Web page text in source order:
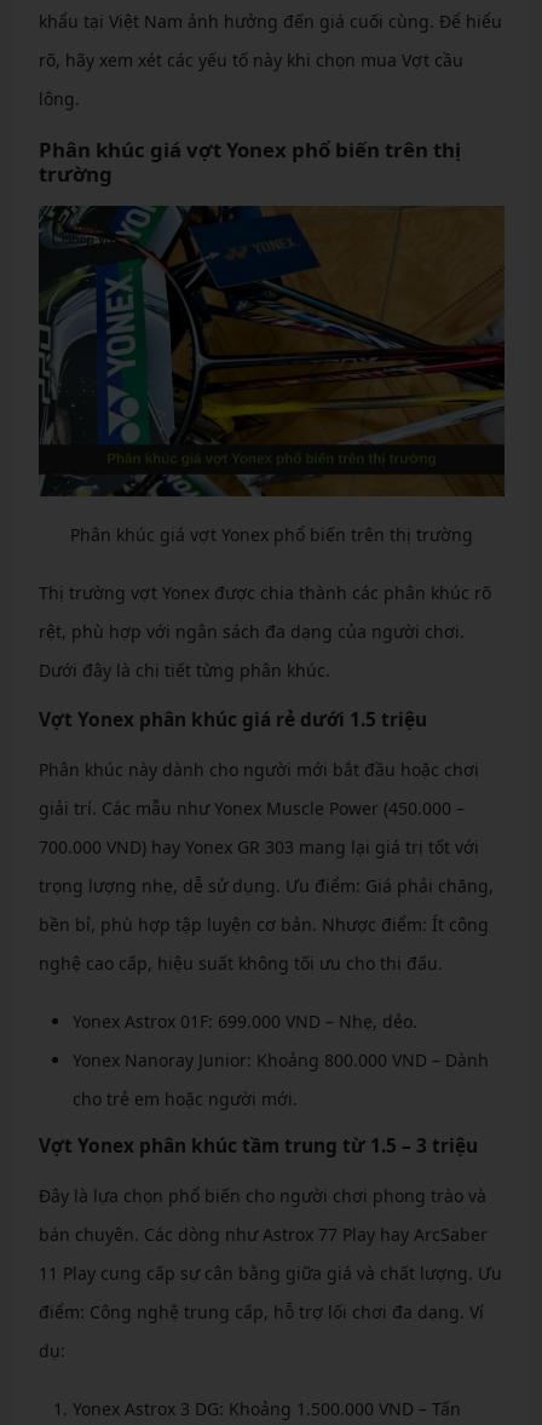
khẩu tại Việt Nam ảnh hưởng đến giá cuối cùng. Để hiểu
rõ, hãy xem xét các yếu tố này khi chọn mua Vợt cầu
lông.
Phân khúc giá vợt Yonex phổ biến trên thị
trường
Phân khúc giá vợt Yonex phổ biến trên thị trường
Thị trường vợt Yonex được chia thành các phân khúc rõ
rệt, phù hợp với ngân sách đa dạng của người chơi.
Dưới đây là chi tiết từng phân khúc.
Vợt Yonex phân khúc giá rẻ dưới 1.5 triệu
Phân khúc này dành cho người mới bắt đầu hoặc chơi
giải trí. Các mẫu như Yonex Muscle Power (450.000 –
700.000 VND) hay Yonex GR 303 mang lại giá trị tốt với
trọng lượng nhẹ, dễ sử dụng. Ưu điểm: Giá phải chăng,
bền bỉ, phù hợp tập luyện cơ bản. Nhược điểm: Ít công
nghệ cao cấp, hiệu suất không tối ưu cho thi đấu.
Yonex Astrox 01F: 699.000 VND – Nhẹ, dẻo.
Yonex Nanoray Junior: Khoảng 800.000 VND – Dành
cho trẻ em hoặc người mới.
Vợt Yonex phân khúc tầm trung từ 1.5 – 3 triệu
Đây là lựa chọn phổ biến cho người chơi phong trào và
bán chuyên. Các dòng như Astrox 77 Play hay ArcSaber
11 Play cung cấp sự cân bằng giữa giá và chất lượng. Ưu
điểm: Công nghệ trung cấp, hỗ trợ lối chơi đa dạng. Ví
dụ:
Yonex Astrox 3 DG: Khoảng 1.500.000 VND – Tấn